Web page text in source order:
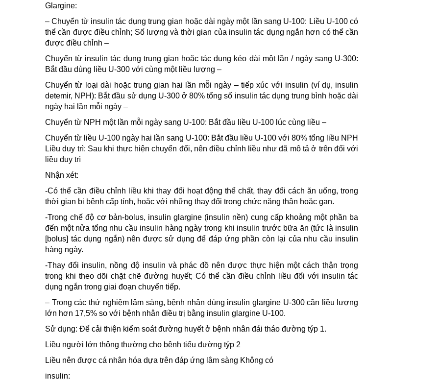
Glargine:
– Chuyển từ insulin tác dụng trung gian hoặc dài ngày một lần sang U-100: Liều U-100 có
thể cần được điều chỉnh; Số lượng và thời gian của insulin tác dụng ngắn hơn có thể cần
được điều chỉnh –
Chuyển từ insulin tác dụng trung gian hoặc tác dụng kéo dài một lần / ngày sang U-300:
Bắt đầu dùng liều U-300 với cùng một liều lượng –
Chuyển từ loại dài hoặc trung gian hai lần mỗi ngày – tiếp xúc với insulin (ví dụ, insulin
detemir, NPH): Bắt đầu sử dụng U-300 ở 80% tổng số insulin tác dụng trung bình hoặc dài
ngày hai lần mỗi ngày –
Chuyển từ NPH một lần mỗi ngày sang U-100: Bắt đầu liều U-100 lúc cùng liều –
Chuyển từ liều U-100 ngày hai lần sang U-100: Bắt đầu liều U-100 với 80% tổng liều NPH
Liều duy trì: Sau khi thực hiện chuyển đổi, nên điều chỉnh liều như đã mô tả ở trên đối với
liều duy trì
Nhận xét:
-Có thể cần điều chỉnh liều khi thay đổi hoạt động thể chất, thay đổi cách ăn uống, trong
thời gian bị bệnh cấp tính, hoặc với những thay đổi trong chức năng thận hoặc gan.
-Trong chế độ cơ bản-bolus, insulin glargine (insulin nền) cung cấp khoảng một phần ba
đến một nửa tổng nhu cầu insulin hàng ngày trong khi insulin trước bữa ăn (tức là insulin
[bolus] tác dụng ngắn) nên được sử dụng để đáp ứng phần còn lại của nhu cầu insulin
hàng ngày.
-Thay đổi insulin, nồng độ insulin và phác đồ nên được thực hiện một cách thận trọng
trong khi theo dõi chặt chẽ đường huyết; Có thể cần điều chỉnh liều đối với insulin tác
dụng ngắn trong giai đoạn chuyển tiếp.
– Trong các thử nghiệm lâm sàng, bệnh nhân dùng insulin glargine U-300 cần liều lượng
lớn hơn 17,5% so với bệnh nhân điều trị bằng insulin glargine U-100.
Sử dụng: Để cải thiện kiểm soát đường huyết ở bệnh nhân đái tháo đường týp 1.
Liều người lớn thông thường cho bệnh tiểu đường týp 2
Liều nên được cá nhân hóa dựa trên đáp ứng lâm sàng Không có
insulin: